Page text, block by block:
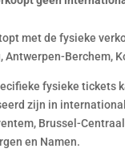
met de fysieke
Antwerpen-Berchem,
fysieke tickets
zijn in
Brussel-
en Namen.